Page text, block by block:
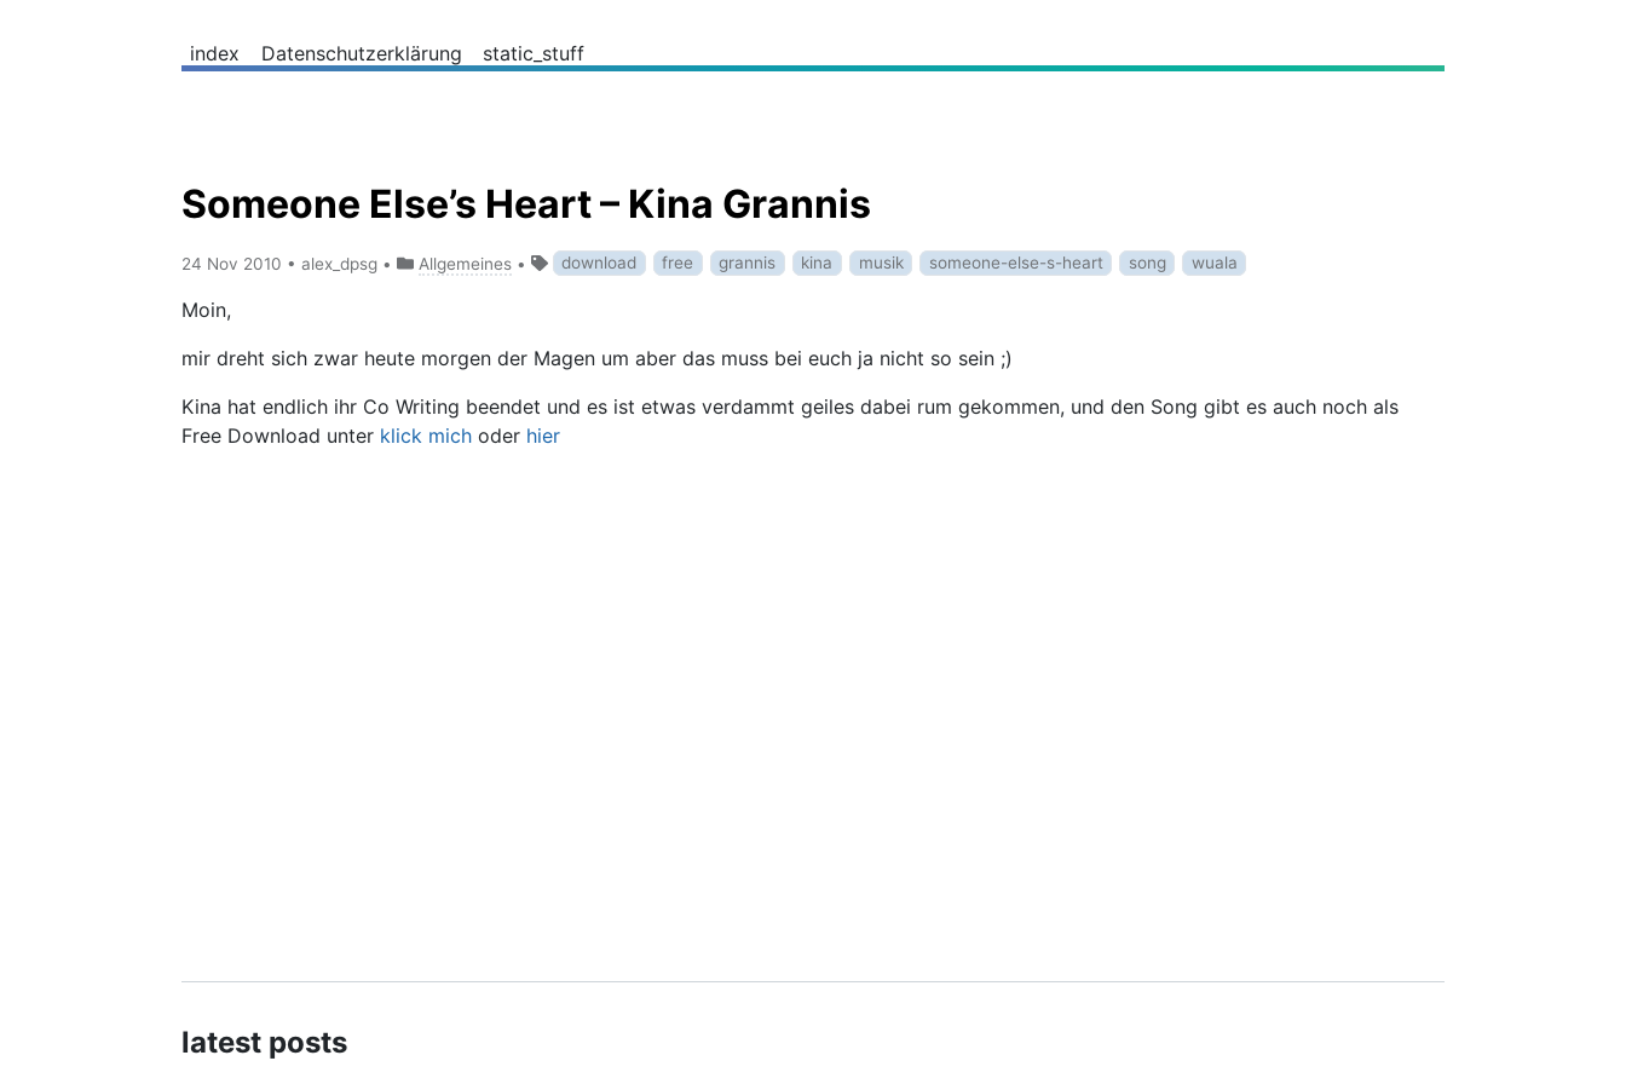
index Datenschutzerklärung static_stuff
Someone Else’s Heart – Kina Grannis
24 Nov 2010 •alex_dpsg • Allgemeines • download free grannis kina musik someone-else-s-heart song wuala
Moin,
mir dreht sich zwar heute morgen der Magen um aber das muss bei euch ja nicht so sein ;)
Kina hat endlich ihr Co Writing beendet und es ist etwas verdammt geiles dabei rum gekommen, und den Song gibt es auch noch als
Free Download unter klick mich oder hier
latest posts